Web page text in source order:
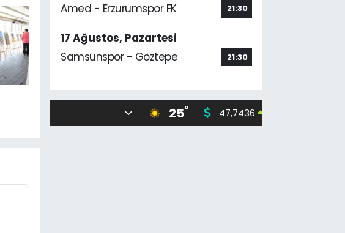
Amed - Erzurumspor FK 21:30
17 Ağustos, Pazartesi
Samsunspor - Göztepe
21:30
25° 47,7436